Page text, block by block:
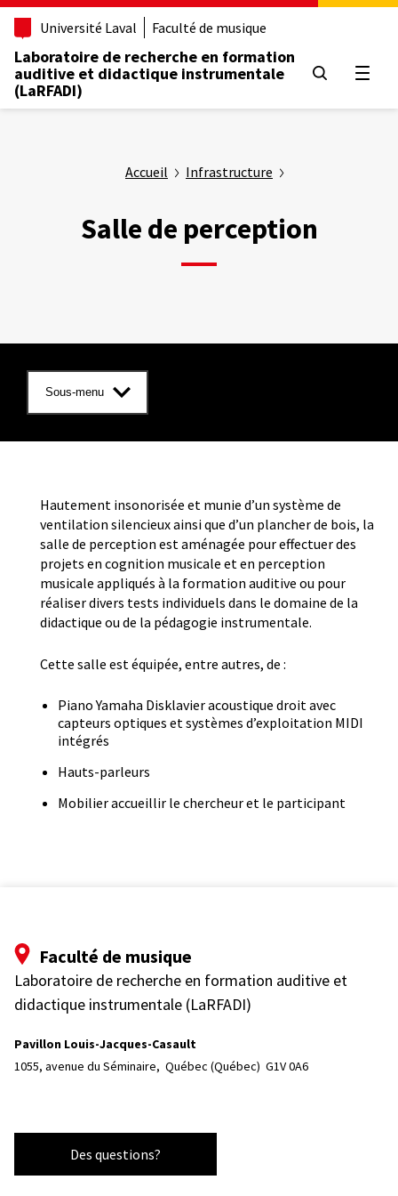
Aller
contenu
principal
Université Laval Faculté de musique
Laboratoire de recherche en formation
auditive et didactique instrumentale
(LaRFADI)
Accueil Infrastructure
Salle de perception
Sous-menu
Hautement insonorisée et munie d’un système de
ventilation silencieux ainsi que d’un plancher de bois, la
salle de perception est aménagée pour effectuer des
projets en cognition musicale et en perception
musicale appliqués à la formation auditive ou pour
réaliser divers tests individuels dans le domaine de la
didactique ou de la pédagogie instrumentale.
Cette salle est équipée, entre autres, de :
Piano Yamaha Disklavier acoustique droit avec
capteurs optiques et systèmes d’exploitation MIDI
intégrés
Hauts-parleurs
Mobilier accueillir le chercheur et le participant
Faculté de musique
Laboratoire de recherche en formation auditive et
didactique instrumentale (LaRFADI)
Pavillon Louis-Jacques-Casault
1055, avenue du Séminaire, Québec (Québec)  G1V 0A6
Des questions?